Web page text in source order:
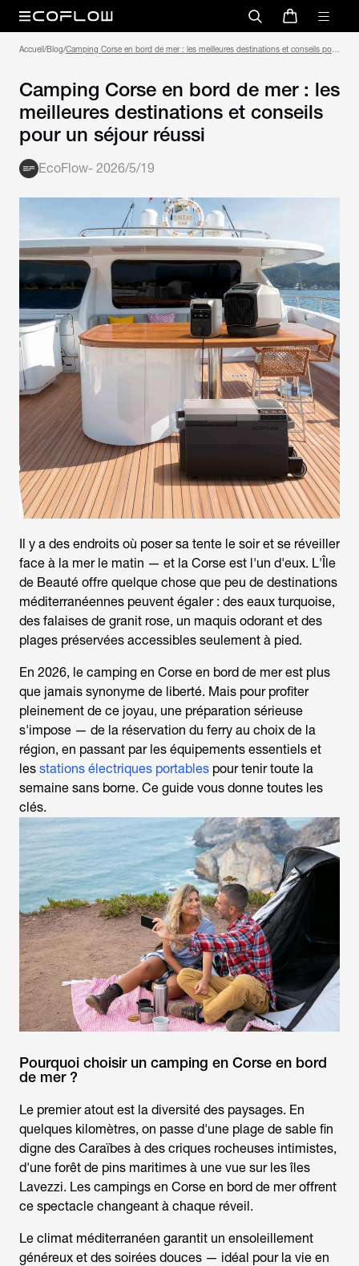
Accueil/Blog/Camping Corse en bord de mer : les meilleures destinations et conseils pour
Camping Corse en bord de mer : les
meilleures destinations et conseils
pour un séjour réussi
EcoFlow- 2026/5/19
Il y a des endroits où poser sa tente le soir et se réveiller
face à la mer le matin — et la Corse est l'un d'eux. L'Île
de Beauté offre quelque chose que peu de destinations
méditerranéennes peuvent égaler : des eaux turquoise,
des falaises de granit rose, un maquis odorant et des
plages préservées accessibles seulement à pied.
En 2026, le camping en Corse en bord de merest plus
que jamais synonyme de liberté. Mais pour profiter
pleinement de ce joyau, une préparation sérieuse
s'impose — de la réservation du ferry au choix de la
région, en passant par les équipements essentiels et
les stations électriques portables pour tenir toute la
semaine sans borne. Ce guide vous donne toutes les
clés.
Pourquoi choisir un camping en Corse en bord
de mer ?
Le premier atout est la diversité des paysages. En
quelques kilomètres, on passe d'une plage de sable fin
digne des Caraïbes à des criques rocheuses intimistes,
d'une forêt de pins maritimes à une vue sur les îles
Lavezzi. Les campings en Corse en bord de mer offrent
ce spectacle changeant à chaque réveil.
Le climat méditerranéen garantit un ensoleillement
généreux et des soirées douces — idéal pour la vie en